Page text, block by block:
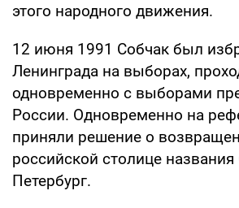
этого народного движения.
12 июня 1991 Собчак был
Ленинграда на выборах,
одновременно с выборами
России. Одновременно на
приняли решение о
российской столице названия
Петербург.